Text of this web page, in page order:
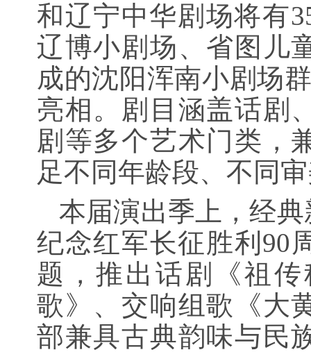
和辽宁中华剧场将有
辽博小剧场、省图儿
成的沈阳浑南小剧场
亮相。剧目涵盖话剧
剧等多个艺术门类，
足不同年龄段、不同
本届演出季上，经
纪念红军长征胜利90
题，推出话剧《祖
歌》、交响组歌《大
部兼具古典韵味与民